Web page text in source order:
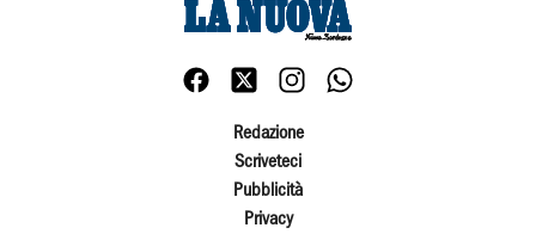
Redazione
Scriveteci
Pubblicità
Privacy